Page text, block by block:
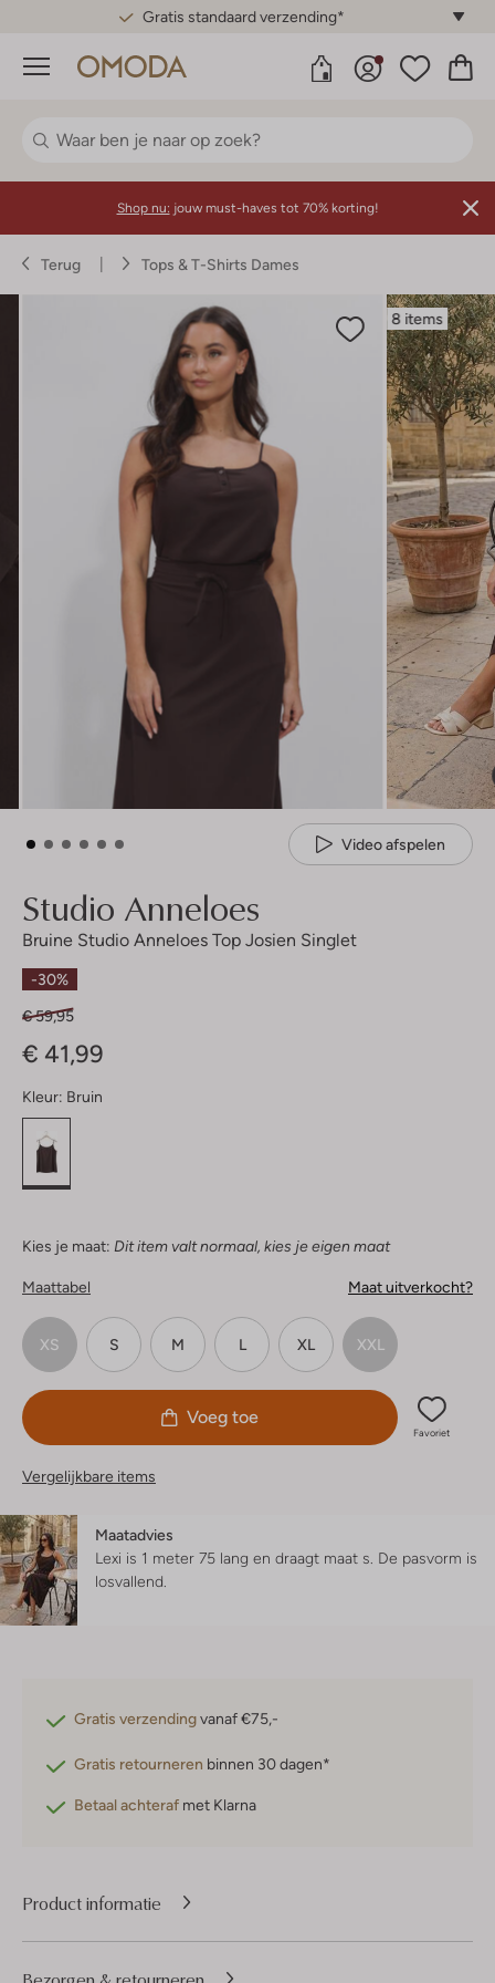
Gratis standaard verzending*
Menu
Shop nu: jouw must-haves tot 70% korting!
Terug Tops & T-Shirts Dames
8 items
Video afspelen
Studio Anneloes
Bruine Studio Anneloes Top Josien Singlet
-30%
€ 59,95
€ 41,99
Kleur: Bruin
Kies je maat: Dit item valt normaal, kies je eigen maat
Maattabel Maat uitverkocht?
XS S M L XL XXL
Voeg toe
Favoriet
Vergelijkbare items
Maatadvies
Lexi is 1 meter 75 lang en draagt maat s. De pasvorm is
losvallend
Gratis verzendingvanaf €75,-
Gratis retourneren binnen 30 dagen*
Betaal achteraf met Klarna
Product informatie